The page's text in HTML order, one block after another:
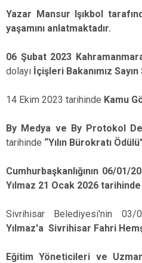
Yazar Mansur Işıkbol
yaşamını anlatmaktadır.
06 Şubat 2023
dolayı İçişleri Bakanımız
14 Ekim 2023 tarihinde Kamu
By Medya ve By Protokol
tarihinde “Yılın Bürokratı Ödülü"
Cumhurbaşkanlığının 06/
Yılmaz 21 Ocak 2026
Sivrihisar Belediyesi'nin
Yılmaz'a Sivrihisar Fahri
Eğitim Yöneticileri ve